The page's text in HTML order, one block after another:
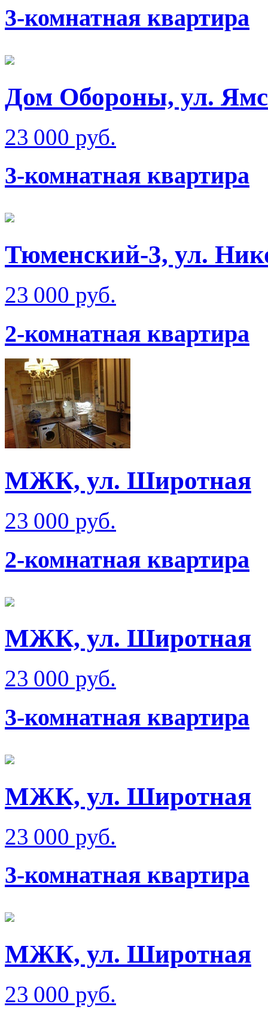
3-комнатная квартира
Дом Обороны, ул.
23 000 руб.
3-комнатная квартира
Тюменский-3, ул.
23 000 руб.
2-комнатная квартира
МЖК, ул. Широтная
23 000 руб.
2-комнатная квартира
МЖК, ул. Широтная
23 000 руб.
3-комнатная квартира
МЖК, ул. Широтная
23 000 руб.
3-комнатная квартира
МЖК, ул. Широтная
23 000 руб.